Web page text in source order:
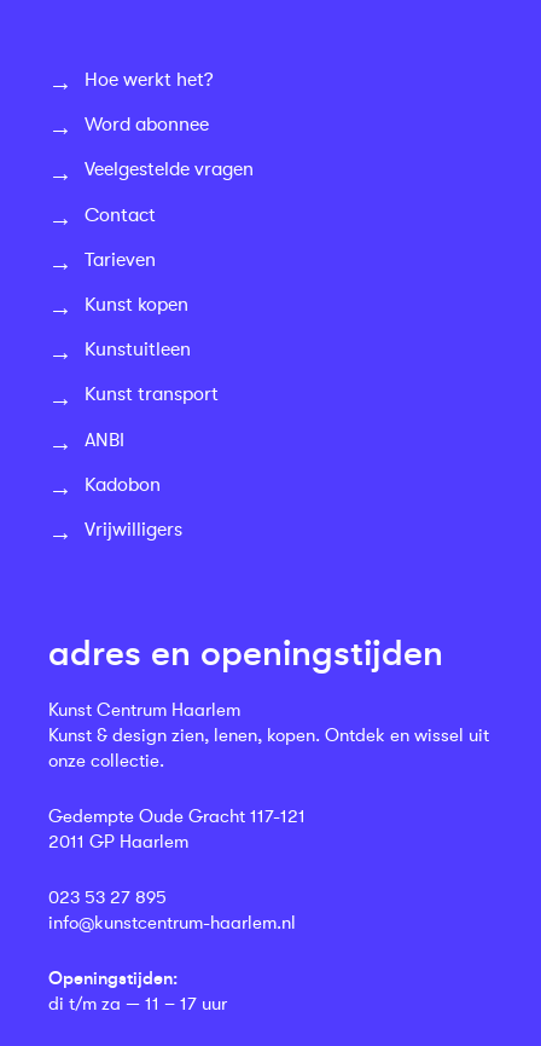
Hoe werkt het?
Word abonnee
Veelgestelde vragen
Contact
Tarieven
Kunst kopen
Kunstuitleen
Kunst transport
ANBI
Kadobon
Vrijwilligers
adres en openingstijden
Kunst Centrum Haarlem
Kunst & design zien, lenen, kopen. Ontdek en wissel uit
onze collectie.
Gedempte Oude Gracht 117-121
2011 GP Haarlem
023 53 27 895
info@kunstcentrum-haarlem.nl
Openingstijden:
di t/m za — 11 – 17 uur